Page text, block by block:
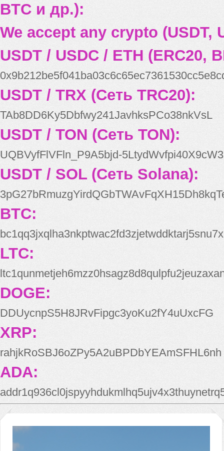
BTC и др.):
We accept any crypto (USDT,
USDT / USDC / ETH (ERC20,
USDT / TRX (Сеть TRC20):
TAb8DD6Ky5Dbfwy241JavhksPCo38nkVsL
USDT / TON (Сеть TON):
UQBVyfFlVFln_P9A5bjd-
USDT / SOL (Сеть Solana):
BTC:
bc1qq3jxqlha3nkptwac2fd3zjetwddktarj5snu7x
LTC:
DOGE:
DDUycnpS5H8JRvFipgc3yoKu2fY4uUxcFG
XRP:
rahjkRoSBJ6oZPy5A2uBPDbYEAmSFHL6nh
ADA: